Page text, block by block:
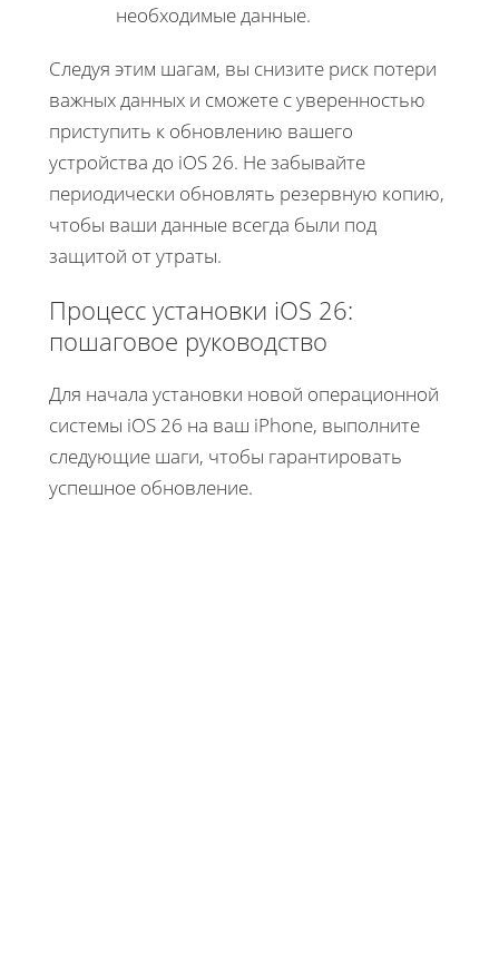
необходимые данные.
Следуя этим шагам, вы снизите риск потери
важных данных и сможете с уверенностью
приступить к обновлению вашего
устройства до iOS 26. Не забывайте
периодически обновлять резервную копию,
чтобы ваши данные всегда были под
защитой от утраты.
Процесс установки iOS 26:
пошаговое руководство
Для начала установки новой операционной
системы iOS 26 на ваш iPhone, выполните
следующие шаги, чтобы гарантировать
успешное обновление.